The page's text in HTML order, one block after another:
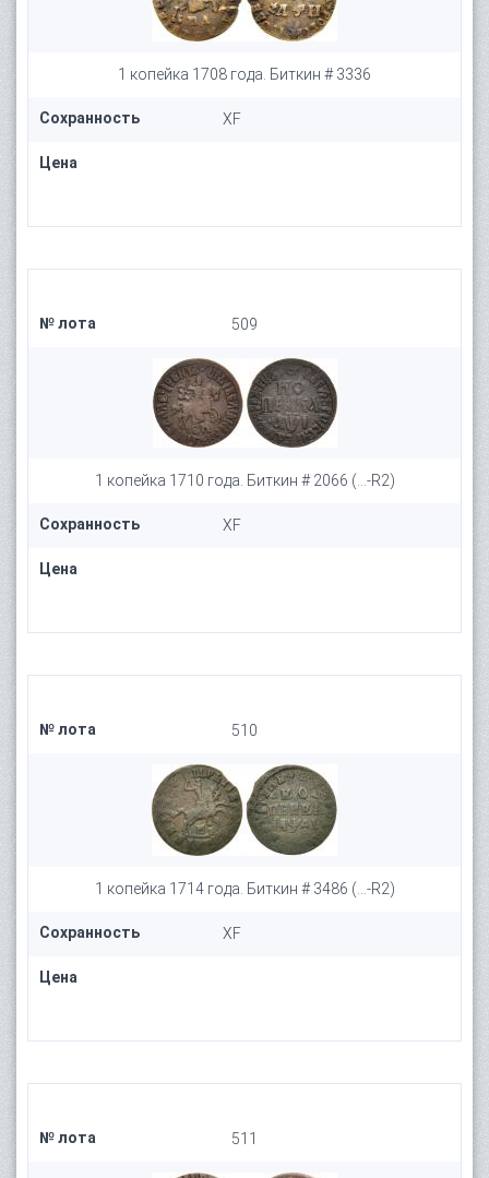
1 копейка 1708 года. Биткин # 3336
Сохранность XF
Цена
№ лота 509
1 копейка 1710 года. Биткин # 2066 (...-R2)
Сохранность XF
Цена
№ лота 510
1 копейка 1714 года. Биткин # 3486 (...-R2)
Сохранность XF
Цена
№ лота 511